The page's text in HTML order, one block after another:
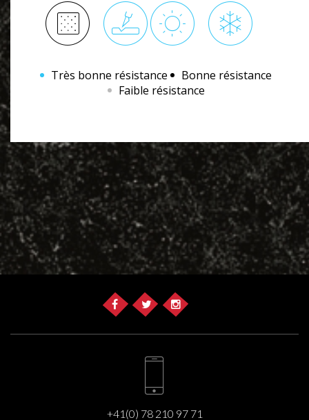
Très bonne résistance
Bonne résistance
Faible résistance
+41(0) 78 210 97 71